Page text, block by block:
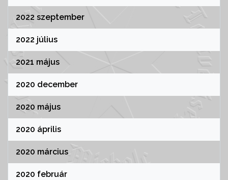
2022 szeptember
2022 július
2021 május
2020 december
2020 május
2020 április
2020 március
2020 február